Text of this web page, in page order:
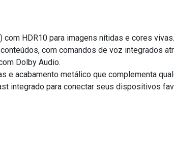
com HDR10 para imagens nítidas e cores vivas.
com comandos de voz integrados
Dolby Audio.
e acabamento metálico que complementa
integrado para conectar seus dispositivos